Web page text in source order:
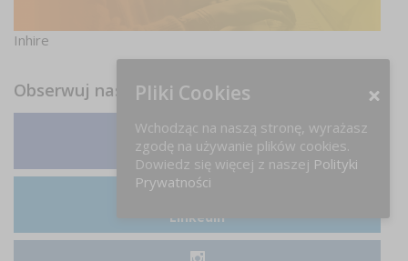
Inhire
Obserwuj nas
Facebook
LinkedIn
Pliki Cookies
Wchodząc na naszą stronę, wyrażasz
zgodę na używanie plików cookies.
Dowiedz się więcej z naszej Polityki
Prywatności